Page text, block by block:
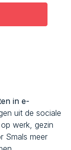
in e-
uit de sociale
werk, gezin
Smals meer